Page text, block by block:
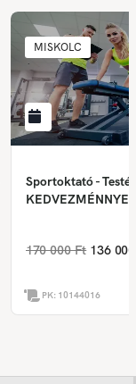
MISKOLC
Sportoktató -
KEDVEZMÉNNYEL
170 000 Ft 136
PK: 10144016